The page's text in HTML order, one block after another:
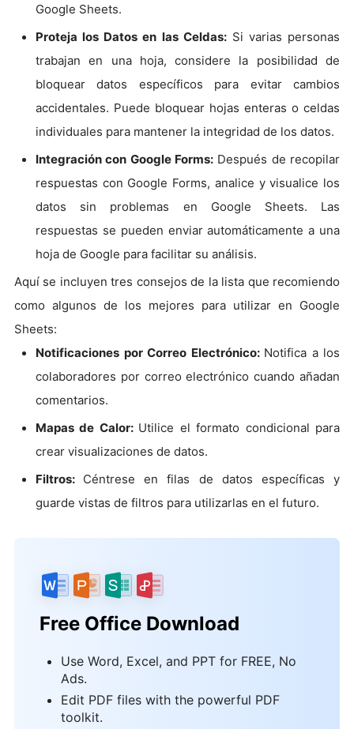
Google Sheets.
Proteja los Datos en las Celdas:Si varias personas
trabajan en una hoja, considere la posibilidad de
bloquear datos específicos para evitar cambios
accidentales. Puede bloquear hojas enteras o celdas
individuales para mantener la integridad de los datos.
Integración con Google Forms: Después de recopilar
respuestas con Google Forms, analice y visualice los
datos sin problemas en Google Sheets. Las
respuestas se pueden enviar automáticamente a una
hoja de Google para facilitar su análisis.
Aquí se incluyen tres consejos de la lista que recomiendo
como algunos de los mejores para utilizar en Google
Sheets:
Notificaciones por Correo Electrónico: Notifica a los
colaboradores por correo electrónico cuando añadan
comentarios.
Mapas de Calor: Utilice el formato condicional para
crear visualizaciones de datos.
Filtros: Céntrese en filas de datos específicas y
guarde vistas de filtros para utilizarlas en el futuro.
Free Office Download
Use Word, Excel, and PPT for FREE, No
Ads.
Edit PDF files with the powerful PDF
toolkit.